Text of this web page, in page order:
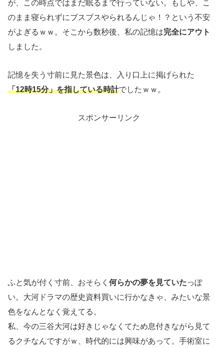
が、この時点ではまだ眠るまで行っていない。もしや、こ
のまま寝られずにブスブスやられるんじゃ！？という不安
がよぎるｗｗ。そこから数秒後、私の記憶は完全にアウト
しました。
記憶を失う寸前に見た景色は、入り口上に掲げられた
「12時15分」を指している時計でしたｗｗ。
スポンサーリンク
ふと気が付く寸前、おそらく 何らかの夢を見ていたっぽ
い。大河ドラマの歴史資料買いに行かなきゃ、みたいな景
色をなんとなく覚えてる。
私、今の三谷大河は好きじゃなくてため息付きながら見て
るクチなんですがｗ、時代的には興味があって。手術室に